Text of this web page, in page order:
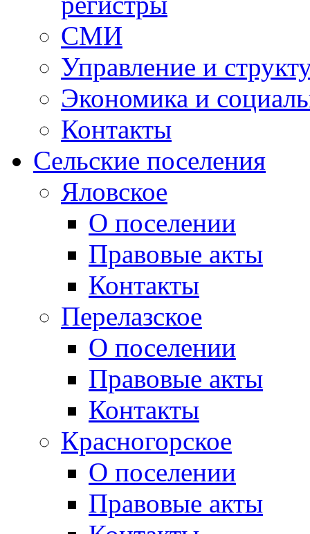
СМИ
Управление и
Экономика и
Контакты
Сельские поселения
Яловское
О поселении
Правовые акты
Контакты
Перелазское
О поселении
Правовые акты
Контакты
Красногорское
О поселении
Правовые акты